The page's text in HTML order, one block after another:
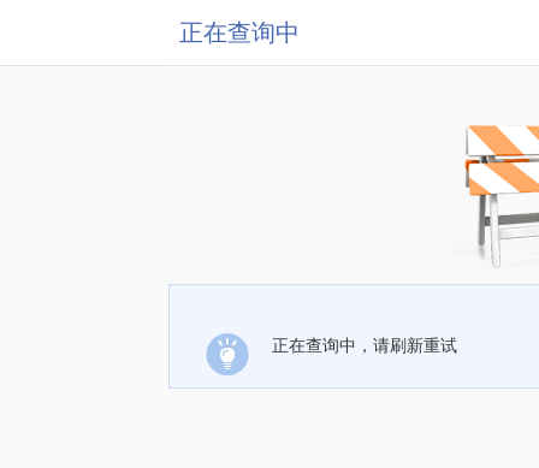
正在查询中
正在查询中，请刷新重试